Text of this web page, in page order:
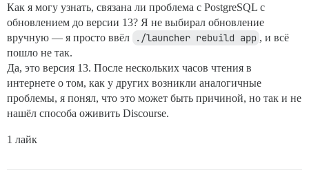
Как я могу узнать, связана ли проблема с PostgreSQL с
обновлением до версии 13? Я не выбирал обновление
вручную — я просто ввёл
./launcher rebuild app , и всё
пошло не так.
Да, это версия 13. После нескольких часов чтения в
интернете о том, как у других возникли аналогичные
проблемы, я понял, что это может быть причиной, но так и не
нашёл способа оживить Discourse.
1 лайк